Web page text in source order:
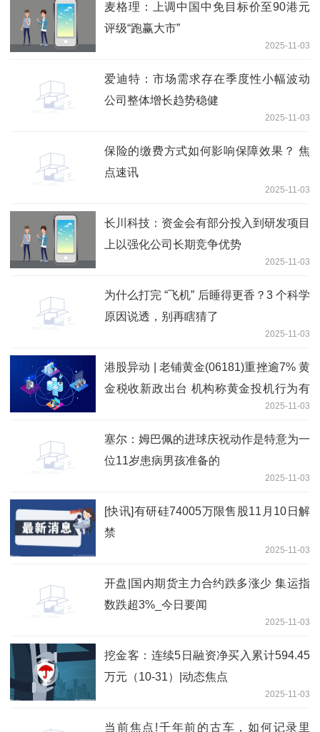
麦格理：上调中国中免目标价至90港元
评级“跑赢大市”
2025-11-03
爱迪特：市场需求存在季度性小幅波动
公司整体增长趋势稳健
2025-11-03
保险的缴费方式如何影响保障效果？ 焦
点速讯
2025-11-03
长川科技：资金会有部分投入到研发项目
上以强化公司长期竞争优势
2025-11-03
为什么打完 “飞机” 后睡得更香？3 个科学
原因说透，别再瞎猜了
2025-11-03
港股异动 | 老铺黄金(06181)重挫逾7% 黄
金税收新政出台 机构称黄金投机行为有
2025-11-03
塞尔：姆巴佩的进球庆祝动作是特意为一
位11岁患病男孩准备的
2025-11-03
[快讯]有研硅74005万限售股11月10日解
禁
2025-11-03
开盘|国内期货主力合约跌多涨少 集运指
数跌超3%_今日要闻
2025-11-03
挖金客：连续5日融资净买入累计594.45
万元（10-31）|动态焦点
2025-11-03
当前焦点!千年前的古车，如何记录里